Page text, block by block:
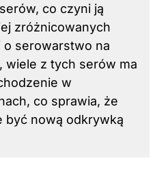
co czyni ją
zróżnicowanych
o serowarstwo na
wiele z tych serów ma
w
co sprawia, że
być nową odkrywką